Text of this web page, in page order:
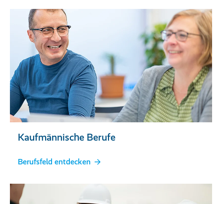
Kaufmännische Berufe
Berufsfeld entdecken